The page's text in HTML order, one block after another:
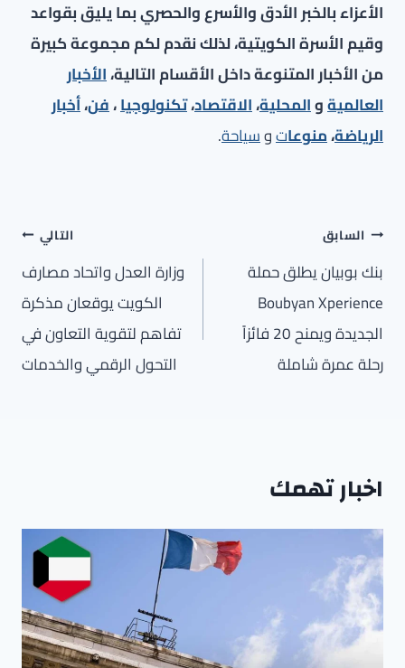
الأعزاء بالخبر الأدق والأسرع والحصري بما يليق بقواعد
وقيم الأسرة الكويتية، لذلك نقدم لكم مجموعة كبيرة
من الأخبار المتنوعة داخل الأقسام التالية،الأخبار
العالميةوالمحلية،الاقتصاد،تكنولوجيا،فن،أخبار
الرياضة،منوعاتوسياحة.
تصفّح
المقالات
السابق
بنك بوبيان يطلق حملة
Boubyan Xperience
الجديدة ويمنح 20 فائزاً
رحلة عمرة شاملة
التالي
وزارة العدل واتحاد مصارف
الكويت يوقعان مذكرة
تفاهم لتقوية التعاون في
التحول الرقمي والخدمات
اخبار تهمك